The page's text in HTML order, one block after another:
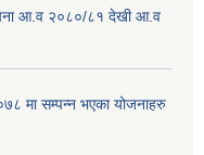
आ.व २०८०/८१ देखी आ.व
मा सम्पन्न भएका योजनाहरु